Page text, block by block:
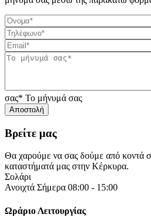
σας* Το μήνυμά σας
Βρείτε μας
Θα χαρούμε να σας δούμε από κοντά
καταστήματά μας στην Κέρκυρα.
Σολάρι
Ανοιχτά Σήμερα 08:00 - 15:00
Ωράριο Λειτουργίας